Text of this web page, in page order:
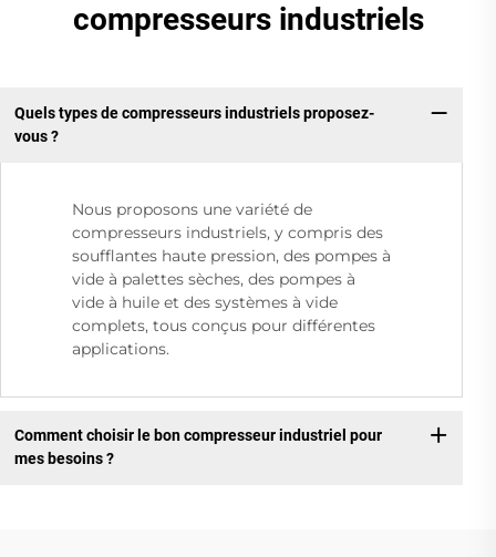
compresseurs industriels
Quels types de compresseurs industriels proposez-
vous ?
Nous proposons une variété de
compresseurs industriels, y compris des
soufflantes haute pression, des pompes à
vide à palettes sèches, des pompes à
vide à huile et des systèmes à vide
complets, tous conçus pour différentes
applications.
Comment choisir le bon compresseur industriel pour
mes besoins ?